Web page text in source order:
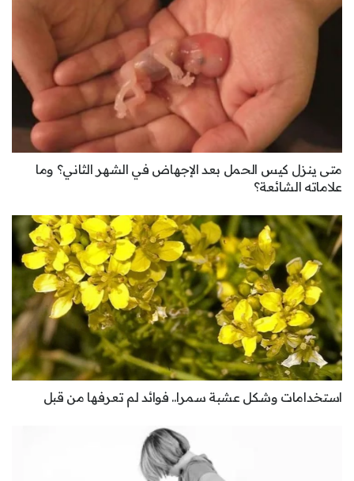
متى ينزل كيس الحمل بعد الإجهاض في الشهر الثاني؟ وما
علاماته الشائعة؟
استخدامات وشكل عشبة سمرا.. فوائد لم تعرفها من قبل